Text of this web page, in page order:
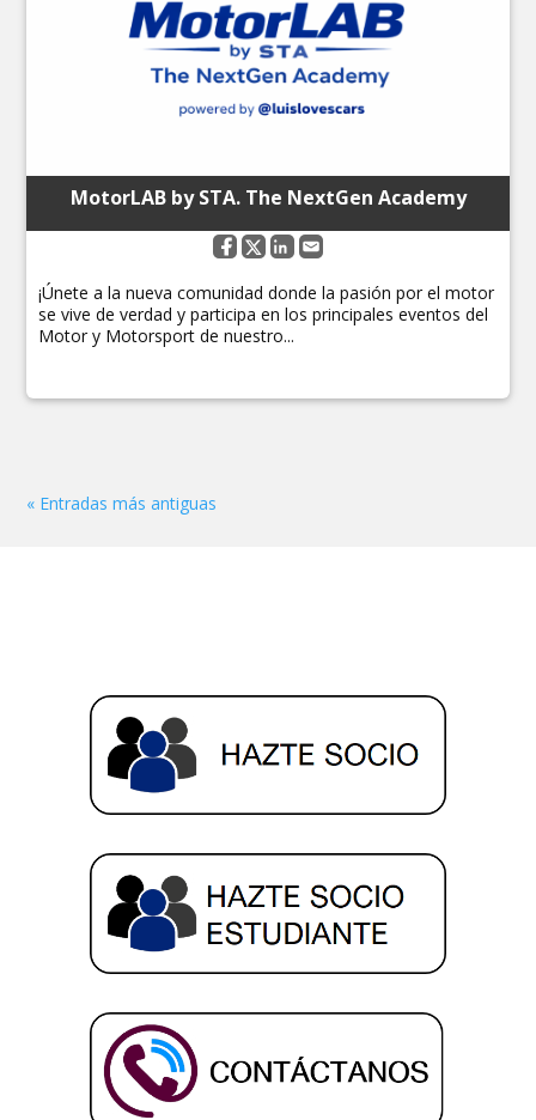
MotorLAB by STA. The NextGen Academy
¡Únete a la nueva comunidad donde la pasión por el motor
se vive de verdad y participa en los principales eventos del
Motor y Motorsport de nuestro...
« Entradas más antiguas